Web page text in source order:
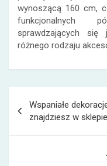
wynoszącą 160 cm,
funkcjonalnych
sprawdzających
różnego rodzaju
wpisu
Wspaniałe
znajdziesz w